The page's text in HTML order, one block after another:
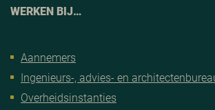
WERKEN BIJ…
Aannemers
Ingenieurs-, advies- en
Overheidsinstanties